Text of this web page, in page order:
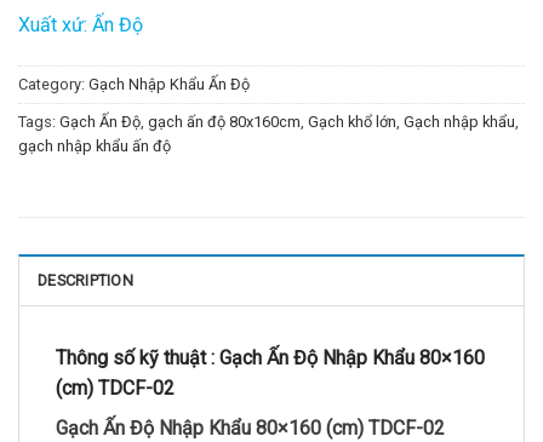
Xuất xứ: Ấn Độ
Category: Gạch Nhập Khẩu Ấn Độ
Tags: Gạch Ấn Độ, gạch ấn độ 80x160cm, Gạch khổ lớn, Gạch nhập khẩu,
gạch nhập khẩu ấn độ
DESCRIPTION
Thông số kỹ thuật : Gạch Ấn Độ Nhập Khẩu 80×160
(cm) TDCF-02
Gạch Ấn Độ Nhập Khẩu 80×160 (cm) TDCF-02